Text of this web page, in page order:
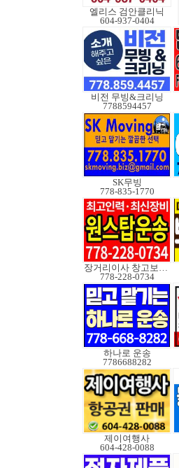
엘리스 검안클리닉
604-937-0404
비전 무빙&크리닝
7788594457
SK무빙
778-835-1770
장거리이사 창고보관정크
778-228-0734
하나로 운송
7786688282
제이여행사
604-428-0088